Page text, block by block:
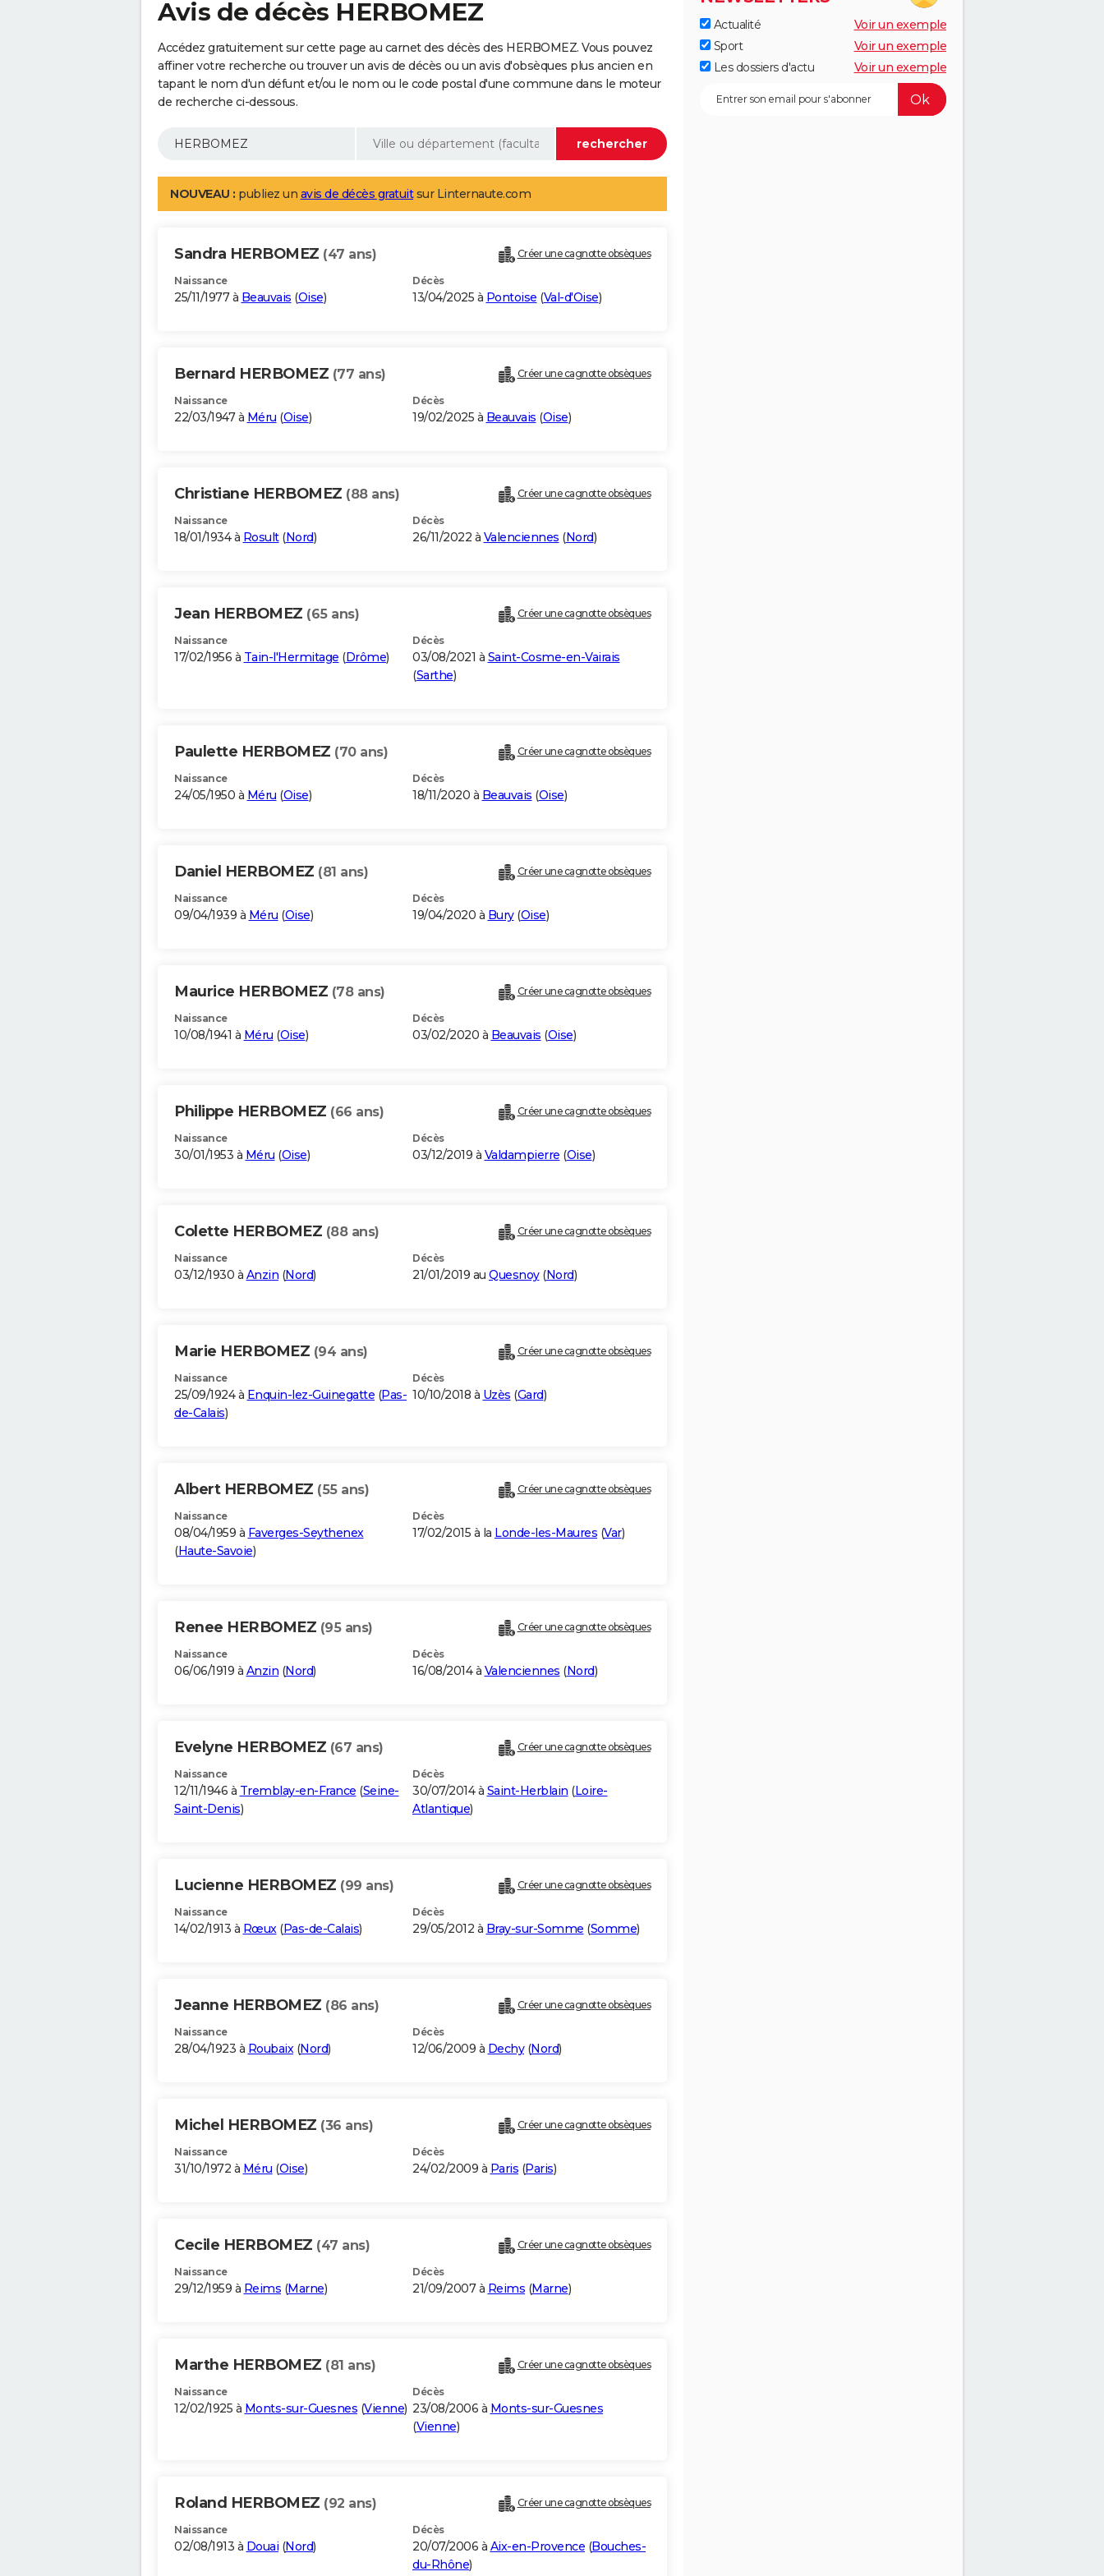
Avis de décès HERBOMEZ
Accédez gratuitement sur cette page au carnet des décès des HERBOMEZ. Vous pouvez
affiner votre recherche ou trouver un avis de décès ou un avis d'obsèques plus ancien en
tapant le nom d'un défunt et/ou le nom ou le code postal d'une commune dans le moteur
de recherche ci-dessous.
NOUVEAU : publiez un avis de décès gratuitsur Linternaute.com
Sandra HERBOMEZ (47 ans) Créer une cagnotte obsèques
Naissance
25/11/1977 à Beauvais (Oise)
Décès
13/04/2025 à Pontoise (Val-d'Oise)
Bernard HERBOMEZ (77 ans) Créer une cagnotte obsèques
Naissance
22/03/1947 à Méru (Oise)
Décès
19/02/2025 à Beauvais (Oise)
Christiane HERBOMEZ (88 ans) Créer une cagnotte obsèques
Naissance
18/01/1934 à Rosult(Nord)
Décès
26/11/2022 à Valenciennes (Nord)
Jean HERBOMEZ (65 ans) Créer une cagnotte obsèques
Naissance
17/02/1956 à Tain-l'Hermitage (Drôme)
Décès
03/08/2021 à Saint-Cosme-en-Vairais
(Sarthe)
Paulette HERBOMEZ (70 ans) Créer une cagnotte obsèques
Naissance
24/05/1950 à Méru (Oise)
Décès
18/11/2020 à Beauvais (Oise)
Daniel HERBOMEZ (81 ans) Créer une cagnotte obsèques
Naissance
09/04/1939 à Méru (Oise)
Décès
19/04/2020 à Bury(Oise)
Maurice HERBOMEZ (78 ans) Créer une cagnotte obsèques
Naissance
10/08/1941 à Méru (Oise)
Décès
03/02/2020 à Beauvais (Oise)
Philippe HERBOMEZ (66 ans) Créer une cagnotte obsèques
Naissance
30/01/1953 à Méru (Oise)
Décès
03/12/2019 à Valdampierre (Oise)
Colette HERBOMEZ (88 ans) Créer une cagnotte obsèques
Naissance
03/12/1930 à Anzin (Nord)
Décès
21/01/2019 au Quesnoy(Nord)
Marie HERBOMEZ (94 ans) Créer une cagnotte obsèques
Naissance
25/09/1924 à Enquin-lez-Guinegatte (Pas-
de-Calais)
Décès
10/10/2018 à Uzès (Gard)
Albert HERBOMEZ (55 ans) Créer une cagnotte obsèques
Naissance
08/04/1959 à Faverges-Seythenex
(Haute-Savoie)
Décès
17/02/2015 à la Londe-les-Maures (Var)
Renee HERBOMEZ (95 ans) Créer une cagnotte obsèques
Naissance
06/06/1919 à Anzin (Nord)
Décès
16/08/2014 à Valenciennes (Nord)
Evelyne HERBOMEZ (67 ans) Créer une cagnotte obsèques
Naissance
12/11/1946 à Tremblay-en-France (Seine-
Saint-Denis)
Décès
30/07/2014 à Saint-Herblain (Loire-
Atlantique)
Lucienne HERBOMEZ (99 ans) Créer une cagnotte obsèques
Naissance
14/02/1913 à Rœux(Pas-de-Calais)
Décès
29/05/2012 à Bray-sur-Somme (Somme)
Jeanne HERBOMEZ (86 ans) Créer une cagnotte obsèques
Naissance
28/04/1923 à Roubaix(Nord)
Décès
12/06/2009 à Dechy(Nord)
Michel HERBOMEZ (36 ans) Créer une cagnotte obsèques
Naissance
31/10/1972 à Méru (Oise)
Décès
24/02/2009 à Paris (Paris)
Cecile HERBOMEZ (47 ans) Créer une cagnotte obsèques
Naissance
29/12/1959 à Reims (Marne)
Décès
21/09/2007 à Reims (Marne)
Marthe HERBOMEZ (81 ans) Créer une cagnotte obsèques
Naissance
12/02/1925 à Monts-sur-Guesnes (Vienne)
Décès
23/08/2006 à Monts-sur-Guesnes
(Vienne)
Roland HERBOMEZ (92 ans) Créer une cagnotte obsèques
Naissance
02/08/1913 à Douai (Nord)
Décès
20/07/2006 à Aix-en-Provence (Bouches-
du-Rhône)
Actualité
Voir un exemple
Sport
Voir un exemple
Les dossiers d'actu
Voir un exemple